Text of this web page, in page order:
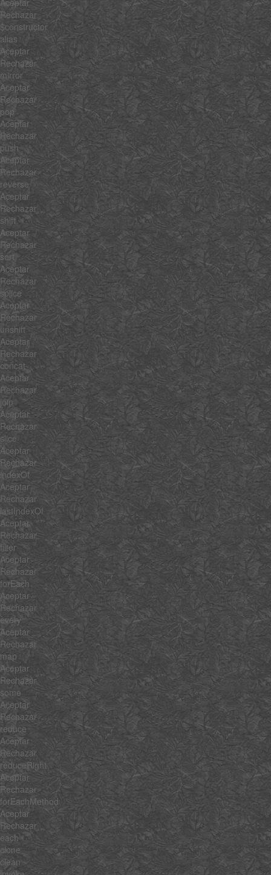
Aceptar
Rechazar
$constructor
alias
Aceptar
Rechazar
mirror
Aceptar
Rechazar
pop
Aceptar
Rechazar
push
Aceptar
Rechazar
reverse
Aceptar
Rechazar
shift
Aceptar
Rechazar
sort
Aceptar
Rechazar
splice
Aceptar
Rechazar
unshift
Aceptar
Rechazar
concat
Aceptar
Rechazar
join
Aceptar
Rechazar
slice
Aceptar
Rechazar
indexOf
Aceptar
Rechazar
lastIndexOf
Aceptar
Rechazar
filter
Aceptar
Rechazar
forEach
Aceptar
Rechazar
every
Aceptar
Rechazar
map
Aceptar
Rechazar
some
Aceptar
Rechazar
reduce
Aceptar
Rechazar
reduceRight
Aceptar
Rechazar
forEachMethod
Aceptar
Rechazar
each
clone
clean